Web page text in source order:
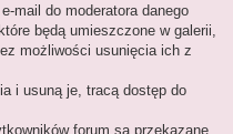
mail do moderatora danego
będą umieszczone w galerii,
możliwości usunięcia ich z
i usuną je, tracą dostęp do
forum są przekazane